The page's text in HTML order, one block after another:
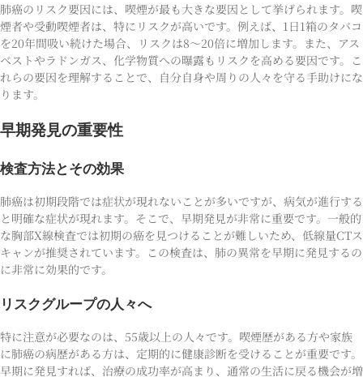
肺癌のリスク要因には、喫煙が最も大きな要因として挙げられます。喫
煙者や受動喫煙者は、特にリスクが高いです。例えば、1日1箱のタバコ
を20年間吸い続けた場合、リスクは8〜20倍に増加します。また、アス
ベストやラドンガス、化学物質への曝露もリスクを高める要因です。こ
れらの要因を理解することで、自分自身や周りの人々を守る手助けにな
ります。
早期発見の重要性
検査方法とその効果
肺癌は初期段階では症状が現れないことが多いですが、病気が進行する
と明確な症状が現れます。そこで、早期発見が非常に重要です。一般的
な胸部X線検査では初期の癌を見つけることが難しいため、低線量CTス
キャンが推奨されています。この検査は、肺の異常を早期に発見するの
に非常に効果的です。
リスクグループの人々へ
特に注意が必要なのは、55歳以上の人々です。喫煙歴がある方や家族
に肺癌の病歴がある方は、定期的に健康診断を受けることが重要です。
早期に発見すれば、治療の成功率が高まり、通常の生活に戻る機会が増